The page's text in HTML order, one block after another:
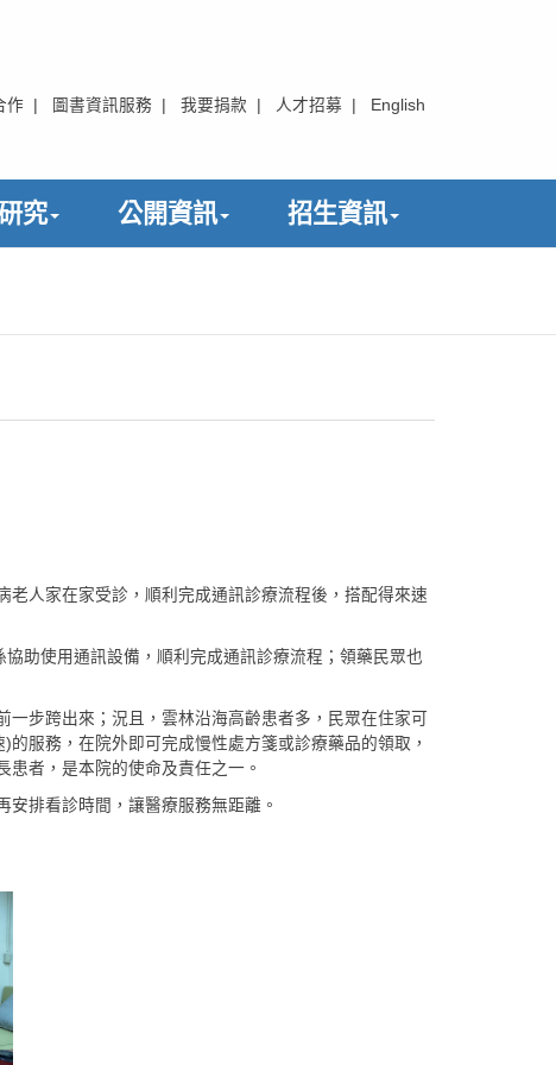
作 圖書資訊服務 我要捐款 人才招募 English
究 公開資訊 招生資訊
人家在家受診，順利完成通訊診療流程後，搭配得來速
助使用通訊設備，順利完成通訊診療流程；領藥民眾也
步跨出來；況且，雲林沿海高齡患者多，民眾在住家可
服務，在院外即可完成慢性處方箋或診療藥品的領取，
者，是本院的使命及責任之一。
排看診時間，讓醫療服務無距離。